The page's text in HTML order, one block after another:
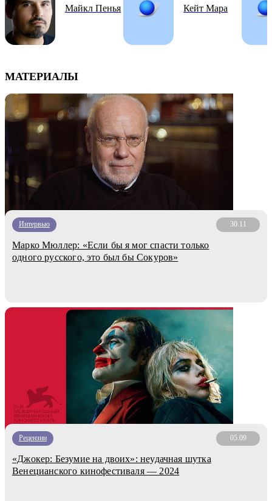
Майкл Пенья Кейт Мара
МАТЕРИАЛЫ
Интервью 30.11
Марко Мюллер: «Если бы я мог спасти только
одного русского, это был бы Сокуров»
Рецензии 05.09
«Джокер: Безумие на двоих»: неудачная шутка
Венецианского кинофестиваля — 2024